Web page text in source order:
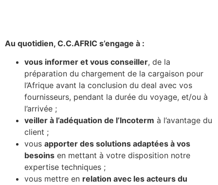
Au quotidien, C.C.AFRIC s’engage à :
vous informer et vous conseiller, de la
préparation du chargement de la cargaison pour
l’Afrique avant la conclusion du deal avec vos
fournisseurs, pendant la durée du voyage, et/ou à
l’arrivée ;
veiller à l’adéquation de l’Incoterm à l’avantage du
client ;
vous apporter des solutions adaptées à vos
besoins en mettant à votre disposition notre
expertise techniques ;
vous mettre en relation avec les acteurs du